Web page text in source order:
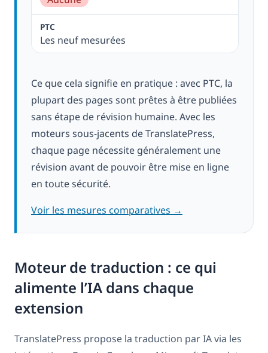
Les neuf mesurées
Ce que cela signifie en pratique : avec PTC, la
plupart des pages sont prêtes à être publiées
sans étape de révision humaine. Avec les
moteurs sous-jacents de TranslatePress,
chaque page nécessite généralement une
révision avant de pouvoir être mise en ligne
en toute sécurité.
Voir les mesures comparatives →
Moteur de traduction : ce qui
alimente l’IA dans chaque
extension
TranslatePress propose la traduction par IA via les